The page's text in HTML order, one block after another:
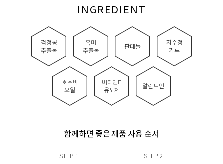
INGREDIENT
검정콩
추출물
흑미
추출물
판테놀
자수정
가루
호호바
오일
비타민E
유도체
알란토인
함께하면 좋은 제품 사용 순서
STEP 1 STEP 2